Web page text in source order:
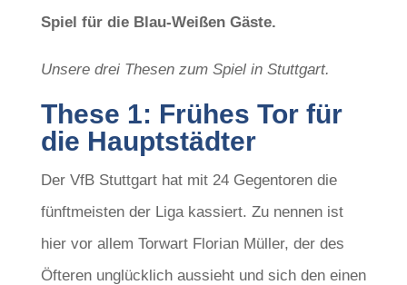
Spiel für die Blau-Weißen Gäste.
Unsere drei Thesen zum Spiel in Stuttgart.
These 1: Frühes Tor für
die Hauptstädter
Der VfB Stuttgart hat mit 24 Gegentoren die
fünftmeisten der Liga kassiert. Zu nennen ist
hier vor allem Torwart Florian Müller, der des
Öfteren unglücklich aussieht und sich den einen